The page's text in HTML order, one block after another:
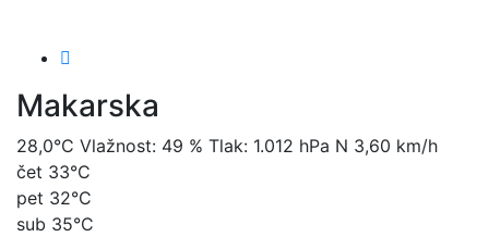
Makarska
28,0°C Vlažnost: 49 % Tlak: 1.012 hPa N 3,60 km/h
čet 33°C
pet 32°C
sub 35°C